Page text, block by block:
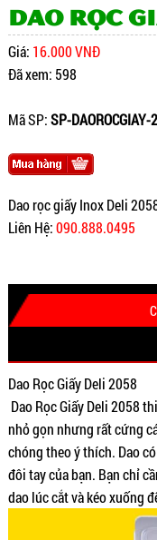
Dao rọc
Giá: 16.000 VNĐ
Đã xem: 598
Mã SP:SP-DAOROCGIAY-
Dao rọc giấy Inox Deli
Liên Hệ:090.888.0495
Dao Rọc Giấy Deli 2058
Dao Rọc Giấy Deli 2058
nhỏ gọn nhưng rất cứng
chóng theo ý thích. Dao
đôi tay của bạn. Bạn chỉ
dao lúc cắt và kéo xuống